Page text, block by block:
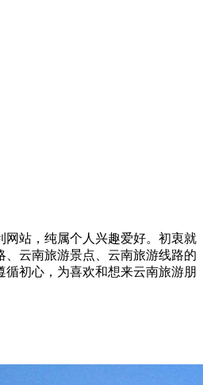
网站，纯属个人兴趣爱好。初衷就
、云南旅游景点、云南旅游线路的
初心，为喜欢和想来云南旅游朋